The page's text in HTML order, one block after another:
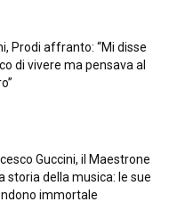
Prodi affranto: “Mi disse
di vivere ma pensava al
Guccini, il Maestrone
storia della musica: le sue
immortale